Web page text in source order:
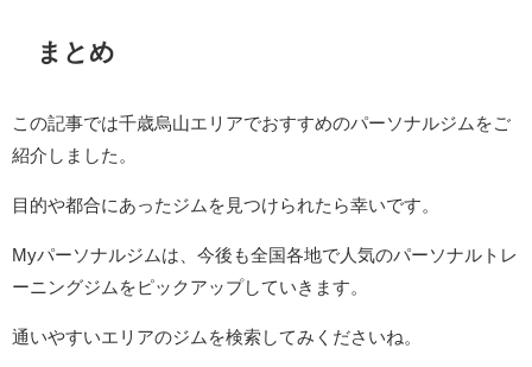
まとめ
この記事では千歳烏山エリアでおすすめのパーソナルジムをご
紹介しました。
目的や都合にあったジムを見つけられたら幸いです。
Myパーソナルジムは、今後も全国各地で人気のパーソナルトレ
ーニングジムをピックアップしていきます。
通いやすいエリアのジムを検索してみくださいね。